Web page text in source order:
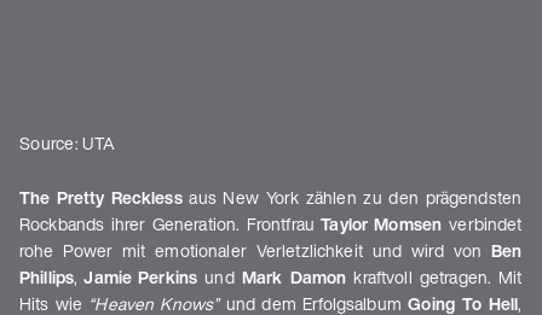
Source: UTA
The Pretty Recklessaus New York zählen zu den prägendsten
Rockbands ihrer Generation. FrontfrauTaylor Momsen verbindet
rohe Power mit emotionaler Verletzlichkeit und wird von
Ben
Phillips,Jamie Perkins und Mark Damon kraftvoll getragen. Mit
Hits wie “Heaven Knows”und dem ErfolgsalbumGoing To Hell ,